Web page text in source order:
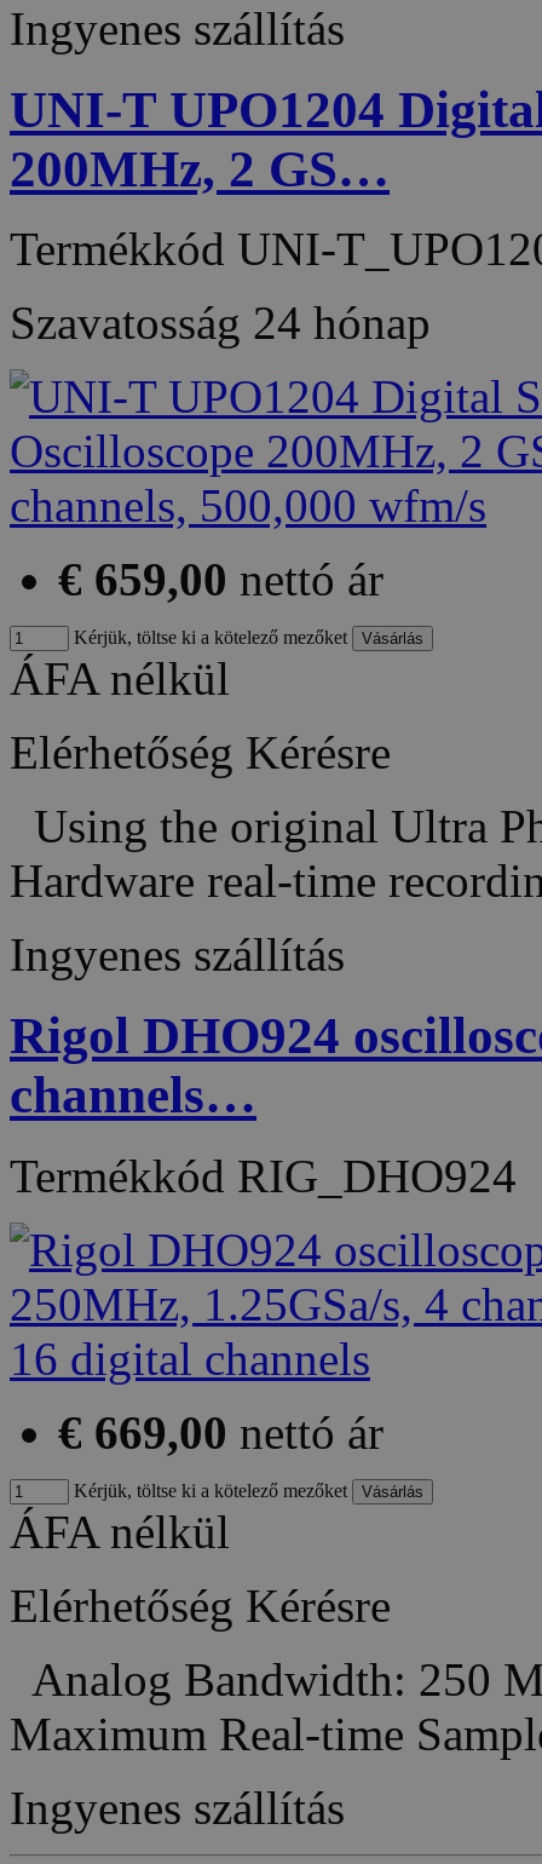
Ingyenes szállítás
UNI-T UPO1204
200MHz, 2 GS…
Termékkód UNI-
Szavatosság 24 hónap
€ 659,00 nettó ár
Kérjük, töltse ki a kötelező mezőket
ÁFA nélkül
Elérhetőség Kérésre
Using the original Ultra
Hardware real-time
Ingyenes szállítás
Rigol DHO924
channels…
Termékkód RIG_DHO924
€ 669,00 nettó ár
Kérjük, töltse ki a kötelező mezőket
ÁFA nélkül
Elérhetőség Kérésre
Analog Bandwidth: 250
Maximum Real-time
Ingyenes szállítás